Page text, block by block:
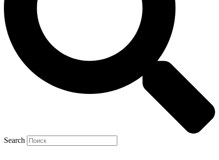
Search